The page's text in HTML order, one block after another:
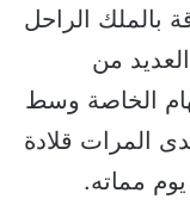
بالملك الراحل
من
الخاصة وسط
المرات قلادة
مماته.